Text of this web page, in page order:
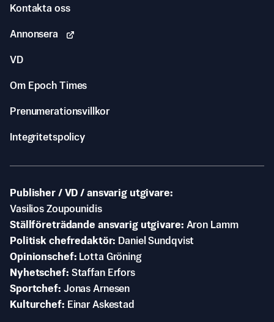
Kontakta oss
Annonsera
VD
Om Epoch Times
Prenumerationsvillkor
Integritetspolicy
Publisher / VD / ansvarig utgivare
Vasilios Zoupounidis
Ställföreträdande ansvarig utgivare Aron Lamm
Politisk chefredaktör
Daniel Sundqvist
Opinionschef
Lotta Gröning
Nyhetschef Staffan Erfors
Sportchef Jonas Arnesen
Kulturchef
Einar Askestad